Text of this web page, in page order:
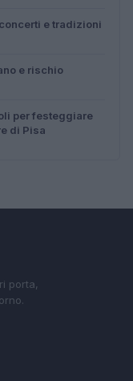
e tradizioni
e rischio
per festeggiare
di Pisa
porta,